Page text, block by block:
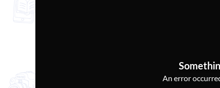
An error